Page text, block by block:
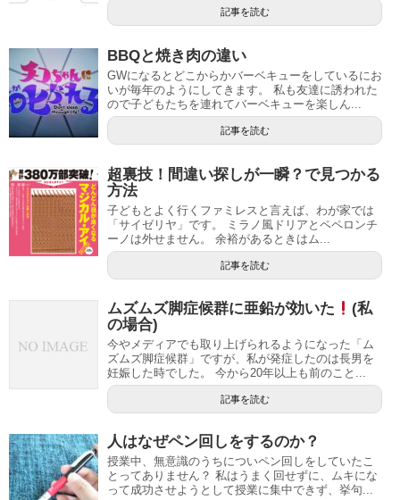
記事を読む
BBQと焼き肉の違い
GWになるとどこからかバーベキューをしているにお
いが毎年のようにしてきます。 私も友達に誘われた
ので子どもたちを連れてバーベキューを楽しん...
記事を読む
超裏技！間違い探しが一瞬？で見つかる
方法
子どもとよく行くファミレスと言えば、わが家では
「サイゼリヤ」です。 ミラノ風ドリアとペペロンチ
ーノは外せません。 余裕があるときはム...
記事を読む
ムズムズ脚症候群に亜鉛が効いた
(私
の場合)
今やメディアでも取り上げられるようになった「ム
ズムズ脚症候群」ですが、私が発症したのは長男を
妊娠した時でした。 今から20年以上も前のこと...
記事を読む
人はなぜペン回しをするのか？
授業中、無意識のうちについペン回しをしていたこ
とってありません？ 私はうまく回せずに、ムキにな
って成功させようとして授業に集中できず、挙句...